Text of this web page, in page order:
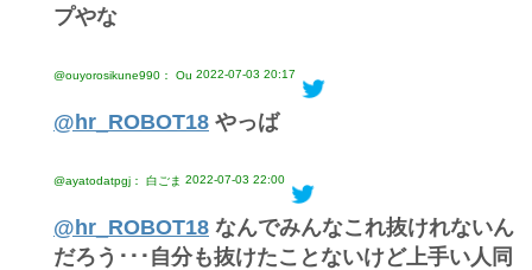
プやな
@ouyorosikune990： Ou 2022-07-03 20:17
@hr_ROBOT18 やっば
@ayatodatpgj： 白ごま 2022-07-03 22:00
@hr_ROBOT18 なんでみんなこれ抜けれないん
だろう･･･自分も抜けたことないけど上手い人同